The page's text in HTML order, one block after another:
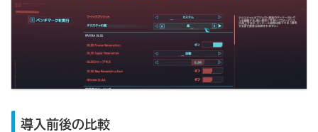
導入前後の比較